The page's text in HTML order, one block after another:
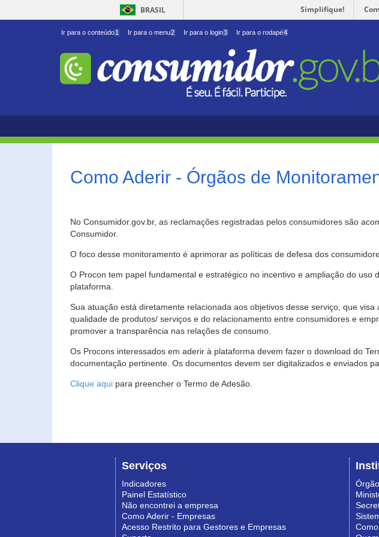
BRASIL Simplifique!
Ir para o conteúdo1 Ir para o menu2 Ir para o login3 Ir para o rodapé4
Como Aderir - Órgãos de
No Consumidor.gov.br, as reclamações registradas pelos consumidores são
Consumidor.
O foco desse monitoramento é aprimorar as políticas de defesa dos
O Procon tem papel fundamental e estratégico no incentivo e ampliação do
plataforma.
Sua atuação está diretamente relacionada aos objetivos desse serviço, que
qualidade de produtos/ serviços e do relacionamento entre consumidores e
promover a transparência nas relações de consumo.
Os Procons interessados em aderir à plataforma devem fazer o download do
documentação pertinente. Os documentos devem ser digitalizados e enviados
Clique aqui para preencher o Termo de Adesão.
Serviços
Indicadores
Painel Estatístico
Não encontrei a empresa
Como Aderir - Empresas
Acesso Restrito para Gestores e Empresas